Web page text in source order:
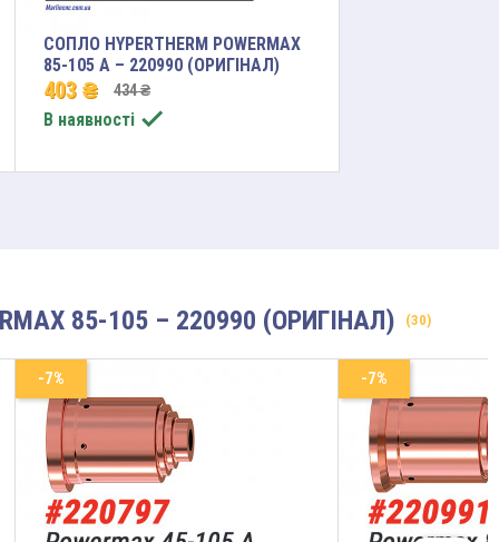
СОПЛО HYPERTHERM POWERMAX
85-105 A – 220990 (ОРИГІНАЛ)
403 ₴ 434 ₴
В наявності 
85-105 – 220990 (ОРИГІНАЛ) (30)
-7% -7%